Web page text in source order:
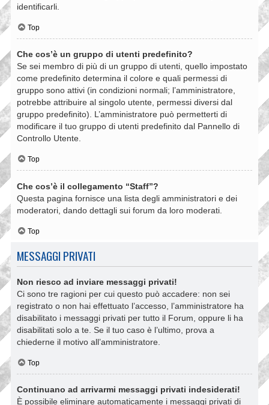
identificarli.
Top
Che cos’è un gruppo di utenti predefinito?
Se sei membro di più di un gruppo di utenti, quello impostato
come predefinito determina il colore e quali permessi di
gruppo sono attivi (in condizioni normali; l’amministratore,
potrebbe attribuire al singolo utente, permessi diversi dal
gruppo predefinito). L’amministratore può permetterti di
modificare il tuo gruppo di utenti predefinito dal Pannello di
Controllo Utente.
Top
Che cos’è il collegamento “Staff”?
Questa pagina fornisce una lista degli amministratori e dei
moderatori, dando dettagli sui forum da loro moderati.
Top
MESSAGGI PRIVATI
Non riesco ad inviare messaggi privati!
Ci sono tre ragioni per cui questo può accadere: non sei
registrato o non hai effettuato l’accesso, l’amministratore ha
disabilitato i messaggi privati per tutto il Forum, oppure li ha
disabilitati solo a te. Se il tuo caso è l’ultimo, prova a
chiederne il motivo all’amministratore.
Top
Continuano ad arrivarmi messaggi privati indesiderati!
È possibile eliminare automaticamente i messaggi privati ​​di